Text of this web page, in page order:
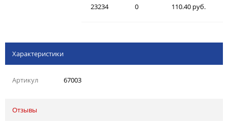
23234 0 110.40 руб.
Характеристики
Артикул 67003
Отзывы